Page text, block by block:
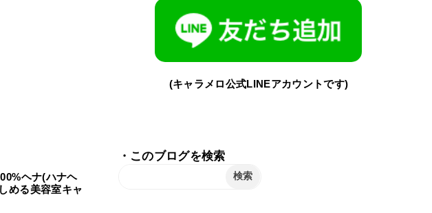
(キャラメロ公式LINEアカウントです)
ヘナ(ハナヘ
める美容室キャ
・このブログを検索